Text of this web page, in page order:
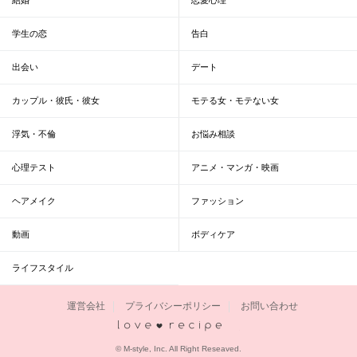
学生の恋 告白
出会い デート
カップル・彼氏・彼女 モテる女・モテない女
浮気・不倫 お悩み相談
心理テスト アニメ・マンガ・映画
ヘアメイク ファッション
動画 ボディケア
ライフスタイル
運営会社 プライバシーポリシー お問い合わせ
© M-style, Inc. All Right Reseaved.